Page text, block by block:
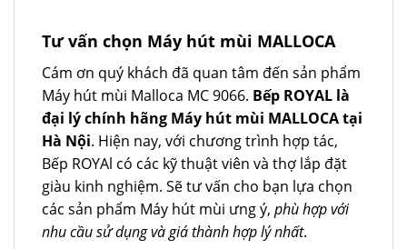
Tư vấn chọn Máy hút mùi MALLOCA
Cám ơn quý khách đã quan tâm đến sản phẩm
Máy hút mùi Malloca MC 9066. Bếp ROYAL là
đại lý chính hãng Máy hút mùi MALLOCA tại
Hà Nội. Hiện nay, với chương trình hợp tác,
Bếp ROYAl có các kỹ thuật viên và thợ lắp đặt
giàu kinh nghiệm. Sẽ tư vấn cho bạn lựa chọn
các sản phẩm Máy hút mùi ưng ý, phù hợp với
nhu cầu sử dụng và giá thành hợp lý nhất.